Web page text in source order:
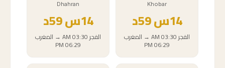
Khobar
14س59د
الفجر03:30 AM
→ المغرب
06:29 PM
Dhahran
14س59د
الفجر03:30 AM
→ المغرب
06:29 PM